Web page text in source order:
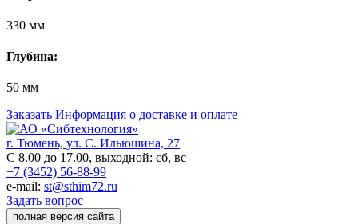
330 мм
Глубина:
50 мм
Заказать Информация о доставке и оплате
г. Тюмень, ул. С. Ильюшина, 27
С 8.00 до 17.00, выходной: сб, вс
+7 (3452) 56-88-99
e-mail: st@sthim72.ru
Задать вопрос
полная версия сайта